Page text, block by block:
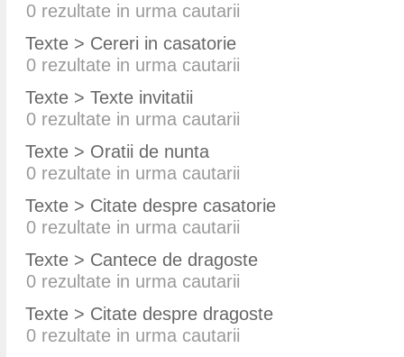
0 rezultate in urma cautarii
Texte > Cereri in casatorie
0 rezultate in urma cautarii
Texte > Texte invitatii
0 rezultate in urma cautarii
Texte > Oratii de nunta
0 rezultate in urma cautarii
Texte > Citate despre casatorie
0 rezultate in urma cautarii
Texte > Cantece de dragoste
0 rezultate in urma cautarii
Texte > Citate despre dragoste
0 rezultate in urma cautarii